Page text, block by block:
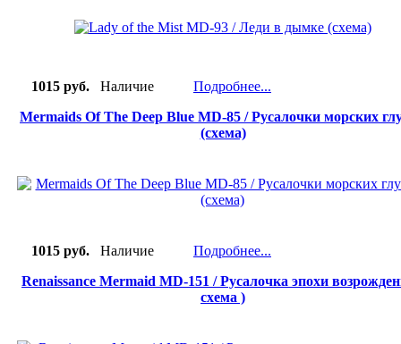
1015 руб. Наличие
Подробнее...
Mermaids Of The Deep Blue MD-85 / Русалочки морских
(схема)
1015 руб. Наличие
Подробнее...
Renaissance Mermaid MD-151 / Русалочка эпохи
схема )